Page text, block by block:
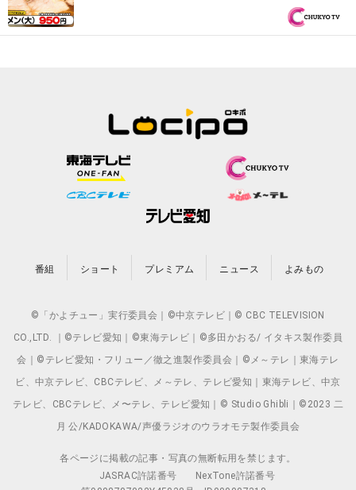
番組 ショート プレミアム ニュース よみもの
©「かよチュー」実行委員会｜©中京テレビ｜© CBC TELEVISION
CO.,LTD. ｜©テレビ愛知｜©東海テレビ｜©多田かおる/ イタキス製作委員
会｜©テレビ愛知・フリュー／徹之進製作委員会｜©メ～テレ｜東海テレ
ビ、中京テレビ、CBCテレビ、メ～テレ、テレビ愛知｜東海テレビ、中京
テレビ、CBCテレビ、メ〜テレ、テレビ愛知｜© Studio Ghibli｜©2023 二
月 公/KADOKAWA/声優ラジオのウラオモテ製作委員会
各ページに掲載の記事・写真の無断転用を禁じます。
JASRAC許諾番号
NexTone許諾番号